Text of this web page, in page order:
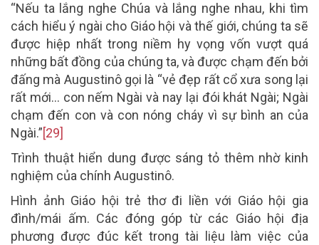
“Nếu ta lắng nghe Chúa và lắng nghe nhau, khi tìm
cách hiểu ý ngài cho Giáo hội và thế giới, chúng ta sẽ
được hiệp nhất trong niềm hy vọng vốn vượt quá
những bất đồng của chúng ta, và được chạm đến bởi
đấng mà Augustinô gọi là “vẻ đẹp rất cổ xưa song lại
rất mới… con nếm Ngài và nay lại đói khát Ngài; Ngài
chạm đến con và con nóng cháy vì sự bình an của
Ngài.”[29]
Trình thuật hiển dung được sáng tỏ thêm nhờ kinh
nghiệm của chính Augustinô.
Hình ảnh Giáo hội trẻ thơ đi liền với Giáo hội gia
đình/mái ấm. Các đóng góp từ các Giáo hội địa
phương được đúc kết trong tài liệu làm việc của